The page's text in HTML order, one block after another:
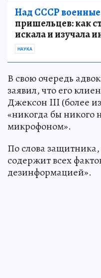
Над СССР военные
пришельцев: как
искала и изучала
НАУКА
В свою очередь
заявил, что его
Джексон III (более
«никогда бы никого
микрофоном».
По слова
содержит всех
дезинформацией».